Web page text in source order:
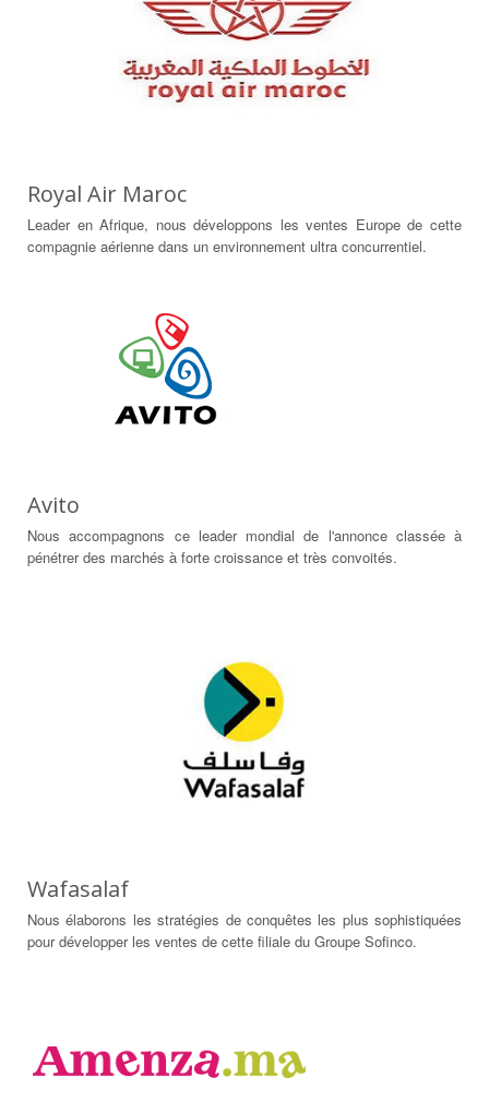
Royal Air Maroc
Leader en Afrique, nous développons les ventes Europe de cette
compagnie aérienne dans un environnement ultra concurrentiel.
Avito
Nous accompagnons ce leader mondial de l'annonce classée à
pénétrer des marchés à forte croissance et très convoités.
Wafasalaf
Nous élaborons les stratégies de conquêtes les plus sophistiquées
pour développer les ventes de cette filiale du Groupe Sofinco.